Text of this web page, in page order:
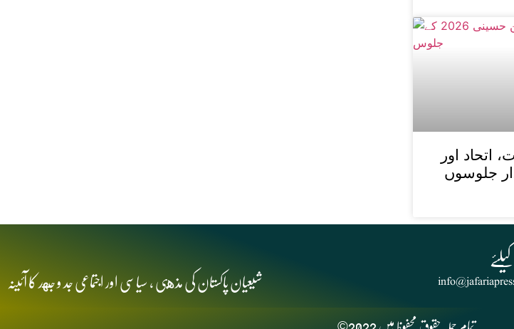
حسینی 2026 عقیدت، اتحاد اور
جلوسوں
شیعیان پاکستان کی مذهبی , سیاسی اور اجتماعی جد و جهد کا آئینہ